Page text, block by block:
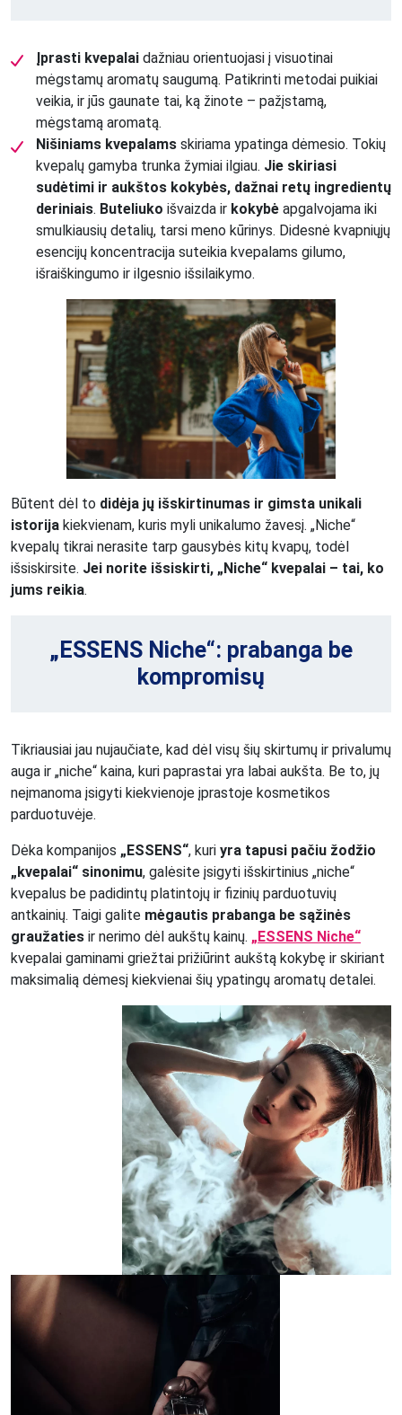
Įprasti kvepalai dažniau orientuojasi į visuotinai
mėgstamų aromatų saugumą. Patikrinti metodai puikiai
veikia, ir jūs gaunate tai, ką žinote – pažįstamą,
mėgstamą aromatą.
Nišiniams kvepalams skiriama ypatinga dėmesio. Tokių
kvepalų gamyba trunka žymiai ilgiau. Jie skiriasi
sudėtimi ir aukštos kokybės, dažnai retų ingredientų
deriniais. Buteliuko išvaizda ir kokybė apgalvojama iki
smulkiausių detalių, tarsi meno kūrinys. Didesnė kvapniųjų
esencijų koncentracija suteikia kvepalams gilumo,
išraiškingumo ir ilgesnio išsilaikymo.
Būtent dėl to didėja jų išskirtinumas ir gimsta unikali
istorija kiekvienam, kuris myli unikalumo žavesį. „Niche“
kvepalų tikrai nerasite tarp gausybės kitų kvapų, todėl
išsiskirsite. Jei norite išsiskirti, „Niche“ kvepalai – tai, ko
jums reikia.
„ESSENS Niche“: prabanga be
kompromisų
Tikriausiai jau nujaučiate, kad dėl visų šių skirtumų ir privalumų
auga ir „niche“ kaina, kuri paprastai yra labai aukšta. Be to, jų
neįmanoma įsigyti kiekvienoje įprastoje kosmetikos
parduotuvėje.
Dėka kompanijos „ESSENS“, kuri yra tapusi pačiu žodžio
„kvepalai“ sinonimu, galėsite įsigyti išskirtinius „niche“
kvepalus be padidintų platintojų ir fizinių parduotuvių
antkainių. Taigi galite mėgautis prabanga be sąžinės
graužaties ir nerimo dėl aukštų kainų. „ESSENS Niche“
kvepalai gaminami griežtai prižiūrint aukštą kokybę ir skiriant
maksimalią dėmesį kiekvienai šių ypatingų aromatų detalei.